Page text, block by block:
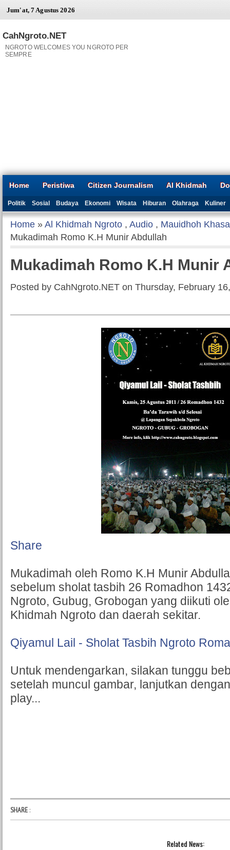
Jum'at, 7 Agustus 2026
CahNgroto.NET
NGROTO WELCOMES YOU NGROTO PER
SEMPRE
Home Peristiwa Citizen Journalism Al Khidmah
Politik Sosial Budaya Ekonomi Wisata Hiburan Olahraga Kuliner
Home »Al Khidmah Ngroto , Audio , Mauidhoh
Mukadimah Romo K.H Munir Abdullah
Mukadimah Romo K.H Munir
Posted by CahNgroto.NET on Thursday, February
Share
Mukadimah oleh Romo K.H Munir
sebelum sholat tasbih 26 Romadhon
Ngroto, Gubug, Grobogan yang diikuti
Khidmah Ngroto dan daerah sekitar.
Qiyamul Lail - Sholat Tasbih Ngroto
Untuk mendengarkan, silakan tunggu
setelah muncul gambar, lanjutkan
play...
SHARE :
Related News: